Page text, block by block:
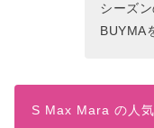
シーズ
BUYMA
S Max Mara の人